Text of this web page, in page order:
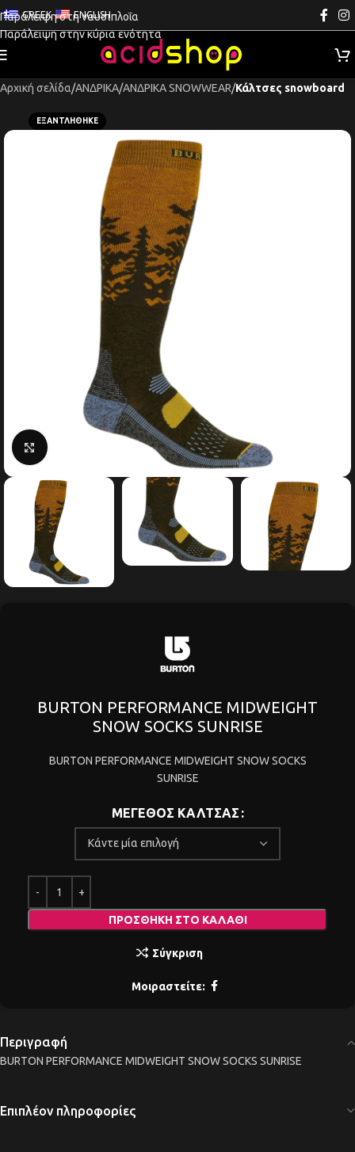
Παράλειψη στη ναυσιπλοΐα
Παράλειψη στην κύρια ενότητα
GREEK ENGLISH
Αρχική σελίδα ΑΝΔΡΙΚΑ ΑΝΔΡΙΚΑ SNOWWEAR Κάλτσες snowboard
ΕΞΑΝΤΛΉΘΗΚΕ
Κάντε κλικ για μεγέθυνση
BURTON PERFORMANCE MIDWEIGHT
SNOW SOCKS SUNRISE
BURTON PERFORMANCE MIDWEIGHT SNOW SOCKS
SUNRISE
ΜΕΓΕΘΟΣ ΚΑΛΤΣΑΣ
ΠΡΟΣΘΉΚΗ ΣΤΟ ΚΑΛΆΘΙ
Σύγκριση
Μοιραστείτε:
Περιγραφή
BURTON PERFORMANCE MIDWEIGHT SNOW SOCKS SUNRISE
Επιπλέον πληροφορίες